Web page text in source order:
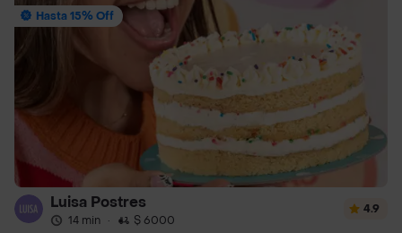
Hasta 15% Off
Luisa Postres
14 min · $ 6000
4.9